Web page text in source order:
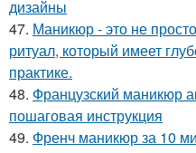
дизайны
47. Маникюр - это не
ритуал, который имеет
практике.
48. Французский маникюр
пошаговая инструкция
49. Френч маникюр за 10